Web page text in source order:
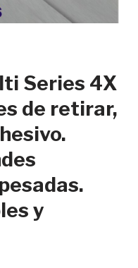
Series 4X
de retirar,
y